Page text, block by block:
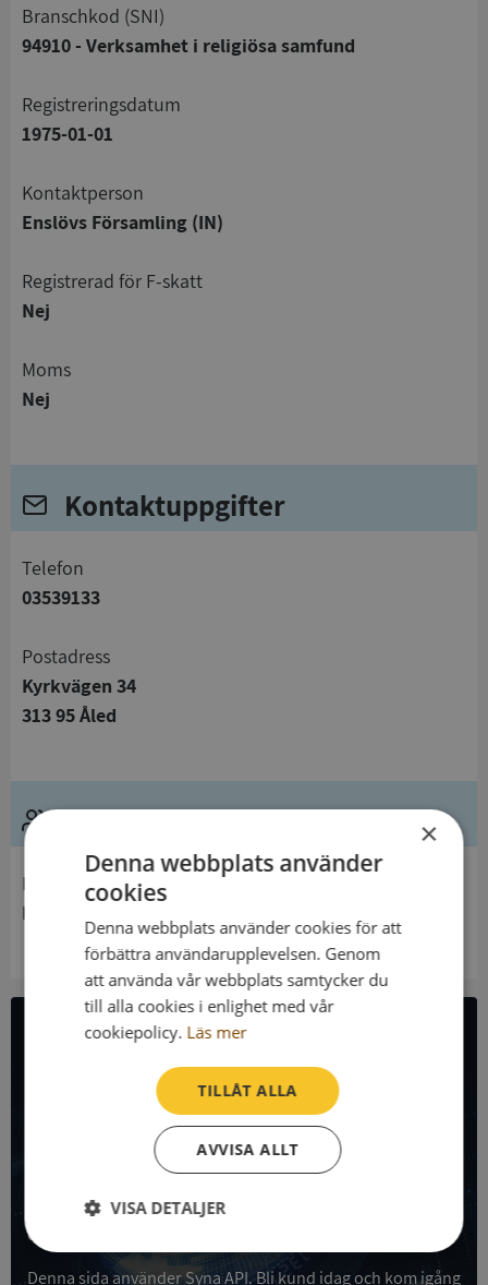
branschkod (SNI)
94910 - Verksamhet i religiösa samfund
registreringsdatum
1975-01-01
Kontaktperson
Enslövs Församling (IN)
registrerad för F-skatt
Nej
Moms
Nej
Kontaktuppgifter
telefon
03539133
Postadress
Kyrkvägen 34
313 95 Åled
Ledning
Innehavare
Enslövs Församling
All företagsdata i API
Få all denna företagsinformation i Syna API
Syna API är ett blixtsnabbt API där du kan hämta
registrerade företagsuppgifter, betalningsanmärkningar,
skatteuppgifter och mycket mer på alla Sveriges företag
och personer.
Denna sida använder Syna API. Bli kund idag och kom igång
×
Denna webbplats använder
cookies
Denna webbplats använder cookies för att
förbättra användarupplevelsen. Genom
att använda vår webbplats samtycker du
till alla cookies i enlighet med vår
cookiepolicy. Läs mer
TILLÅT ALLA
AVVISA ALLT
VISA DETALJER
Strikt
nödvändigt
Prestanda Inriktning